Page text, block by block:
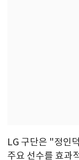
LG 구단은 "정인
주요 선수를 효과